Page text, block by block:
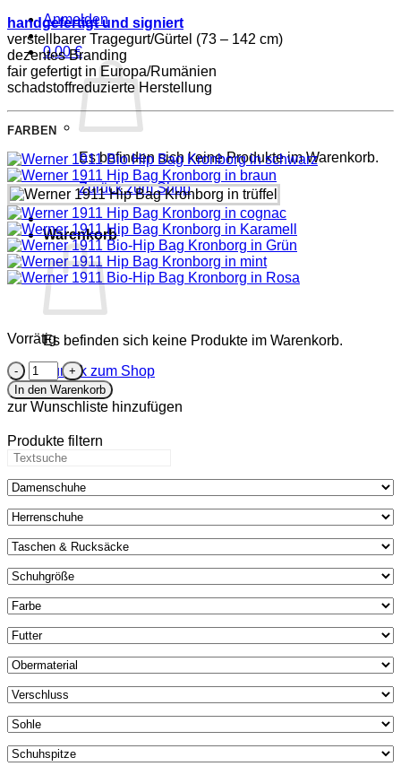
Anmelden
0,00€
Es befinden sich keine Produkte im Warenkorb.
Zurück zum Shop
Warenkorb
Es befinden sich keine Produkte im Warenkorb.
Zurück zum Shop
handgefertigt und signiert
verstellbarer Tragegurt/Gürtel (73 – 142 cm)
dezentes Branding
fair gefertigt in Europa/Rumänien
schadstoffreduzierte Herstellung
FARBEN
Vorrätig
Hip
Bag
aus
Bioleder
Kronborg
-
trüffel
Menge
In den Warenkorb
zur Wunschliste hinzufügen
Produkte filtern